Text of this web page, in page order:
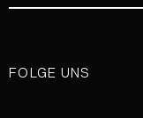
FOLGE UNS